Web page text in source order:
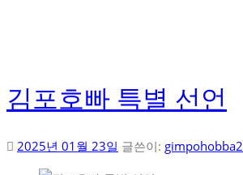
김포호빠 특별 선언
2025년 01월 23일 글쓴이: gimpohobba2